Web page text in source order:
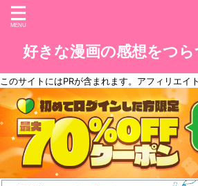
好きな漫画の感想をつら
このサイトにはPRが含まれます。アフィリエイ